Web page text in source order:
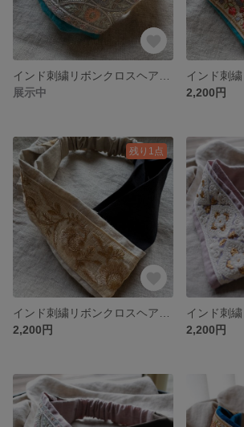
展示中
2,200円
残り1点
2,200円
2,200円